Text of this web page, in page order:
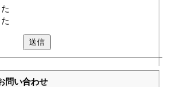
送信
問い合わせ